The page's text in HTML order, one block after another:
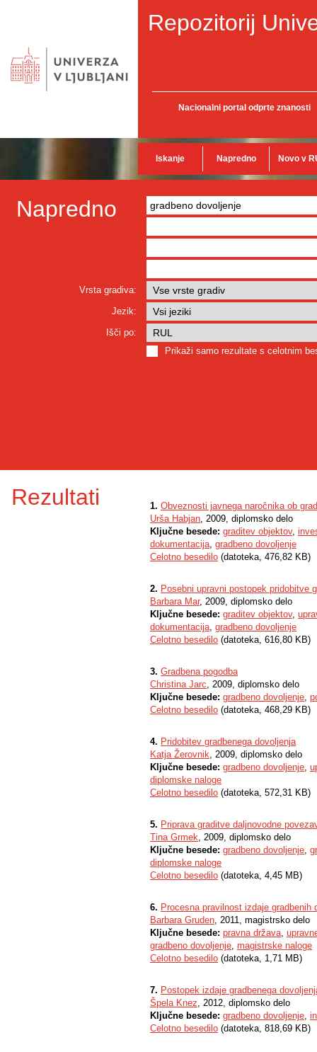
Repozitorij
Nacionalni portal odprte znanosti
Iskanje Napredno Novo v
Napredno
Vrsta gradiva:
Jezik:
Išči po:
Prikaži samo rezultate s celotnim
Rezultati 1. Obveznosti javnega naročnika ob
Urša Habjan, 2009, diplomsko delo
Ključne besede: graditev objektov,
dokumentacija, gradbeno dovoljenje
Celotno besedilo (datoteka, 476,82 KB)
2. Posebni upravni postopek pridobitve
Barbara Mar, 2009, diplomsko delo
Ključne besede: graditev objektov,
dokumentacija, gradbeno dovoljenje
Celotno besedilo (datoteka, 616,80 KB)
3. Gradbena pogodba
Christina Jarc, 2009, diplomsko delo
Ključne besede: gradbeno dovoljenje,
Celotno besedilo (datoteka, 468,29 KB)
4. Pridobitev gradbenega dovoljenja
Katja Žerovnik, 2009, diplomsko delo
Ključne besede: gradbeno dovoljenje,
diplomske naloge
Celotno besedilo (datoteka, 572,31 KB)
5. Priprava graditve daljnovodne
Tina Grmek, 2009, diplomsko delo
Ključne besede: gradbeno dovoljenje,
diplomske naloge
Celotno besedilo (datoteka, 4,45 MB)
6. Procesna pravilnost izdaje
Barbara Gruden, 2011, magistrsko delo
Ključne besede: pravna država,
gradbeno dovoljenje, magistrske naloge
Celotno besedilo (datoteka, 1,71 MB)
7. Postopek izdaje gradbenega
Špela Knez, 2012, diplomsko delo
Ključne besede: gradbeno dovoljenje,
Celotno besedilo (datoteka, 818,69 KB)